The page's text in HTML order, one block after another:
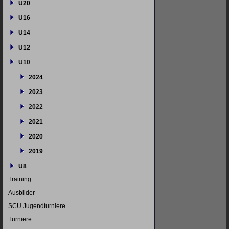
U20
U16
U14
U12
U10
2024
2023
2022
2021
2020
2019
U8
Training
Ausbilder
SCU Jugendturniere
Turniere